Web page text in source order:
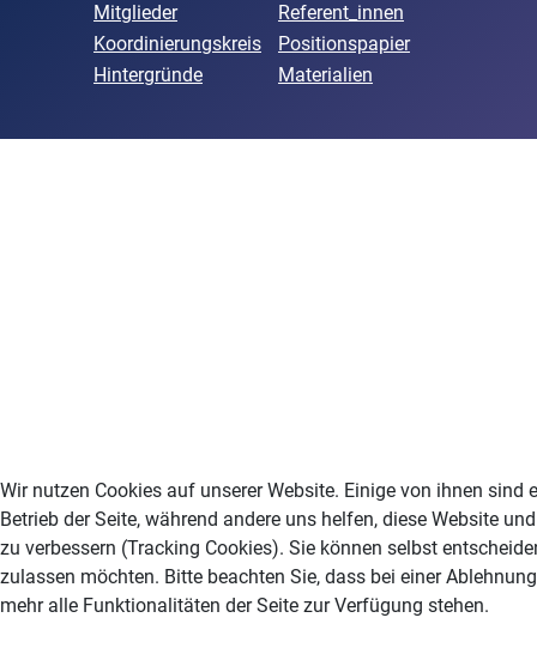
Mitglieder
Referent_innen
Koordinierungskreis
Positionspapier
Hintergründe
Materialien
Wir nutzen Cookies auf unserer Website. Einige von ihnen sind
Betrieb der Seite, während andere uns helfen, diese Website
zu verbessern (Tracking Cookies). Sie können selbst
zulassen möchten. Bitte beachten Sie, dass bei einer
mehr alle Funktionalitäten der Seite zur Verfügung stehen.